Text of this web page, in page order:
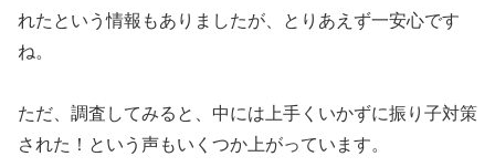
れたという情報もありましたが、とりあえず一安心です
ね。
ただ、調査してみると、中には上手くいかずに振り子対策
された！という声もいくつか上がっています。